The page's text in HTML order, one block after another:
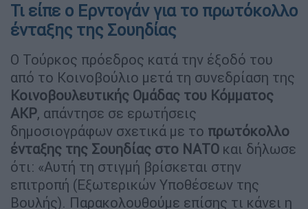
Τι είπε ο Ερντογάν για το πρωτόκολλο
ένταξης της Σουηδίας
Ο Τούρκος πρόεδρος κατά την έξοδό του
από το Κοινοβούλιο μετά τη συνεδρίαση της
Κοινοβουλευτικής Ομάδας του Κόμματος
AKΡ, απάντησε σε ερωτήσεις
δημοσιογράφων σχετικά με το πρωτόκολλο
ένταξης της Σουηδίας στο ΝΑΤΟ και δήλωσε
ότι: «Αυτή τη στιγμή βρίσκεται στην
επιτροπή (Εξωτερικών Υποθέσεων της
Βουλής). Παρακολουθούμε επίσης τι κάνει η